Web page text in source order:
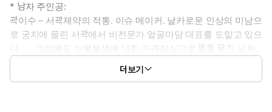
* 남자 주인공:
곽이수 – 서곽제약의 적통. 이슈 메이커. 날카로운 인상의 미남으
로 궁지에 몰린 서곽에서 비전문가 얼굴마담 대표를 도맡고 있으
나…… 그럼에도 이복동생에 대한 자격지심으로 똘똘 뭉친 남자.
부부 관계의 권태를 해결하고자 이사를 준비한다.
더보기